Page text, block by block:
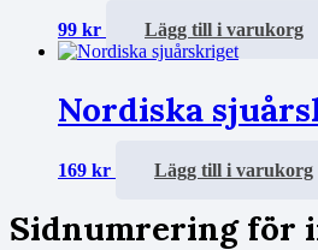
99 kr Lägg till i varukorg
Nordiska
169 kr Lägg till i varukorg
Sidnumrering för